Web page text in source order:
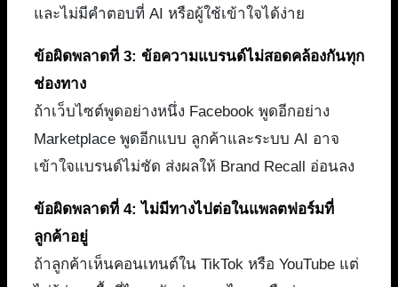
และไม่มีคำตอบที่ AI หรือผู้ใช้เข้าใจได้ง่าย
ข้อผิดพลาดที่ 3: ข้อความแบรนด์ไม่สอดคล้องกันทุก
ช่องทาง
ถ้าเว็บไซต์พูดอย่างหนึ่ง Facebook พูดอีกอย่าง
Marketplace พูดอีกแบบ ลูกค้าและระบบ AI อาจ
เข้าใจแบรนด์ไม่ชัด ส่งผลให้ Brand Recall อ่อนลง
ข้อผิดพลาดที่ 4: ไม่มีทางไปต่อในแพลตฟอร์มที่
ลูกค้าอยู่
ถ้าลูกค้าเห็นคอนเทนต์ใน TikTok หรือ YouTube แต่